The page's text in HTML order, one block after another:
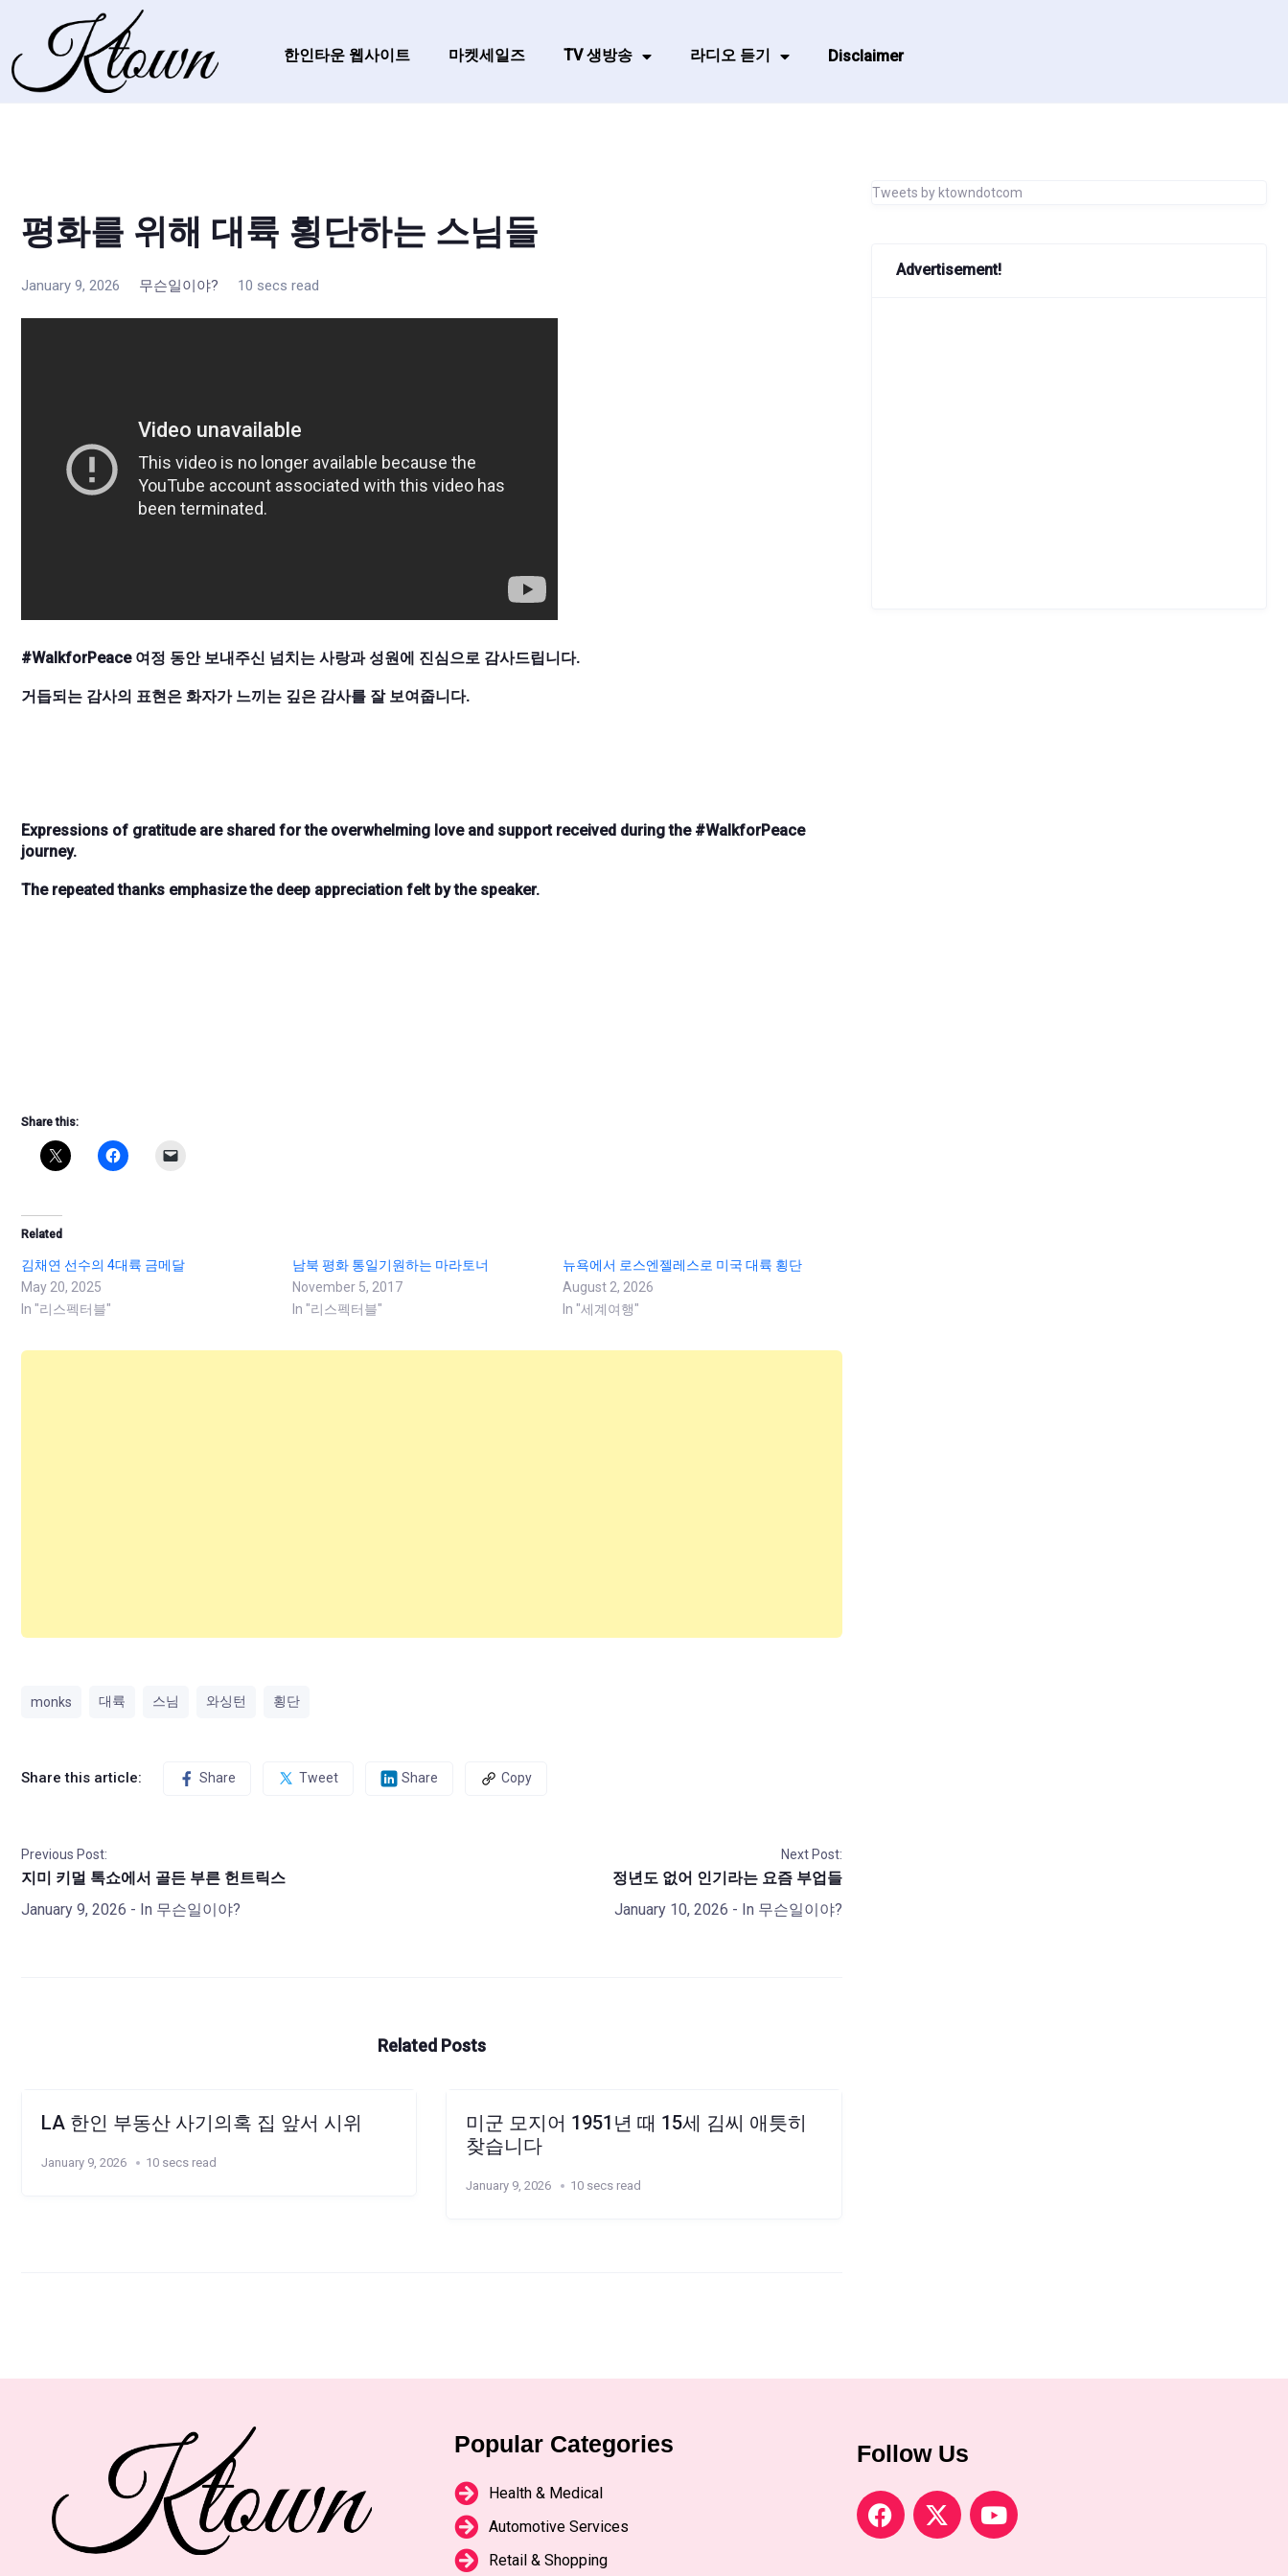
한인타운 웹사이트 마켓세일즈 TV 생방송 라디오 듣기 Disclaimer
평화를 위해 대륙 횡단하는 스님들
January 9, 2026 무슨일이야? 10 secs read
#WalkforPeace 여정 동안 보내주신 넘치는 사랑과 성원에 진심으로 감사드립니다.
거듭되는 감사의 표현은 화자가 느끼는 깊은 감사를 잘 보여줍니다.
Expressions of gratitude are shared for the overwhelming love and support received during the #WalkforPeace
journey.
The repeated thanks emphasize the deep appreciation felt by the speaker.
Share this:
Related
김채연 선수의 4대륙 금메달
May 20, 2025
In "리스펙터블"
남북 평화 통일기원하는 마라토너
November 5, 2017
In "리스펙터블"
뉴욕에서 로스엔젤레스로 미국 대륙 횡단
August 2, 2026
In "세계여행"
monks 대륙 스님 와싱턴 횡단
Share this article: Share Tweet Share Copy
Previous Post:
지미 키멀 톡쇼에서 골든 부른 헌트릭스
January 9, 2026 - In 무슨일이야?
Next Post:
정년도 없어 인기라는 요즘 부업들
January 10, 2026 - In 무슨일이야?
Related Posts
LA 한인 부동산 사기의혹 집 앞서 시위
January 9, 2026 10 secs read
미군 모지어 1951년 때 15세 김씨 애틋히
찾습니다
January 9, 2026 10 secs read
Tweets by ktowndotcom
Advertisement!
Popular Categories
Health & Medical
Automotive Services
Retail & Shopping
Follow Us